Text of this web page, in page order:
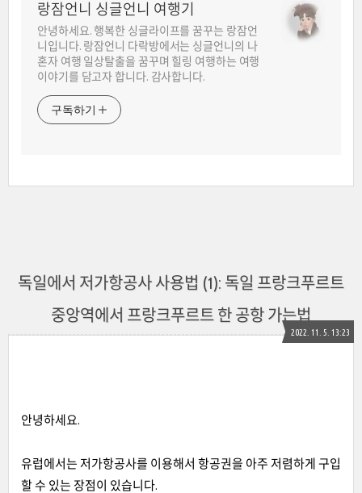
랑잠언니 싱글언니 여행기
안녕하세요. 행복한 싱글라이프를 꿈꾸는 랑잠언
니입니다. 랑잠언니 다락방에서는 싱글언니의 나
혼자 여행 일상탈출을 꿈꾸며 힐링 여행하는 여행
이야기를 담고자 합니다. 감사합니다.
구독하기
독일에서 저가항공사 사용법 (1): 독일 프랑크푸르트
중앙역에서 프랑크푸르트 한 공항 가는법
2022. 11. 5. 13:23
안녕하세요.
유럽에서는 저가항공사를 이용해서 항공권을 아주 저렴하게 구입
할 수 있는 장점이 있습니다.